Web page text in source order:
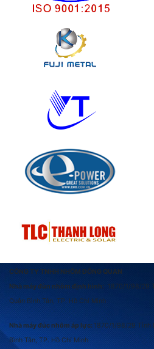
CÔNG TY TNHH NHÔM ĐÔNG QUAN
Nhà máy đùn nhôm định hình: 1870/1/98/29
Quận Bình Tân, TP. Hồ Chí Minh
Nhà máy đúc nhôm áp lực: 1870/1/98/29 Tỉnh
Bình Tân, TP. Hồ Chí Minh